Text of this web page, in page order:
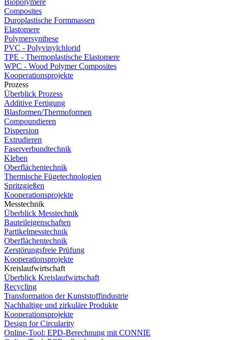
Biopolymere
Composites
Duroplastische Formmassen
Elastomere
Polymersynthese
PVC - Polyvinylchlorid
TPE - Thermoplastische Elastomere
WPC - Wood Polymer Composites
Kooperationsprojekte
Prozess
Überblick Prozess
Additive Fertigung
Blasformen/Thermoformen
Compoundieren
Dispersion
Extrudieren
Faserverbundtechnik
Kleben
Oberflächentechnik
Thermische Fügetechnologien
Spritzgießen
Kooperationsprojekte
Messtechnik
Überblick Messtechnik
Bauteileigenschaften
Partikelmesstechnik
Oberflächentechnik
Zerstörungsfreie Prüfung
Kooperationsprojekte
Kreislaufwirtschaft
Überblick Kreislaufwirtschaft
Recycling
Transformation der Kunststoffindustrie
Nachhaltige und zirkuläre Produkte
Kooperationsprojekte
Design for Circularity
Online-Tool: EPD-Berechnung mit CONNIE